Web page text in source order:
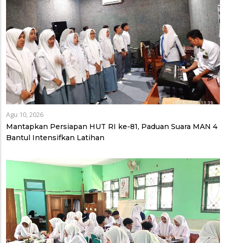
Agu 10, 2026
Mantapkan Persiapan HUT RI ke-81, Paduan Suara MAN 4
Bantul Intensifkan Latihan